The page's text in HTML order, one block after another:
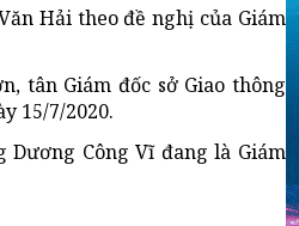
Hải theo đề nghị của Giám
tân Giám đốc sở Giao thông
15/7/2020.
Công Vĩ đang là Giám